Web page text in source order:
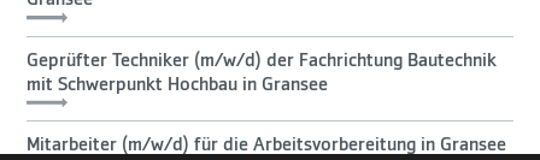
Geprüfter Techniker (m/w/d) der Fachrichtung Bautechnik
mit Schwerpunkt Hochbau in Gransee
Mitarbeiter (m/w/d) für die Arbeitsvorbereitung in Gransee